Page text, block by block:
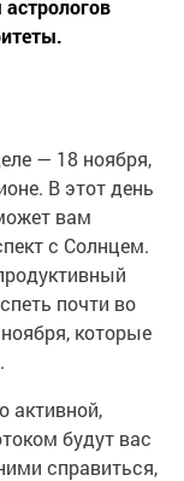
— 18 ноября,
В этот день
вам
с Солнцем.
почти во
которые
активной,
будут вас
справиться,